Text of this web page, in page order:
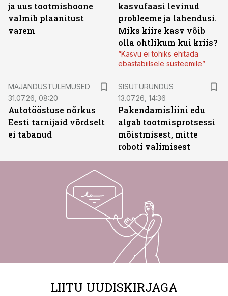
ja uus tootmishoone
valmib plaanitust
varem
kasvufaasi levinud
probleeme ja lahendusi.
Miks kiire kasv võib
olla ohtlikum kui kriis?
“Kasvu ei tohiks ehitada
ebastabiilsele süsteemile”
MAJANDUSTULEMUSED
31.07.26, 08:20
Autotööstuse nõrkus
Eesti tarnijaid võrdselt
ei tabanud
SISUTURUNDUS
13.07.26, 14:36
Pakendamisliini edu
algab tootmisprotsessi
mõistmisest, mitte
roboti valimisest
LIITU UUDISKIRJAGA